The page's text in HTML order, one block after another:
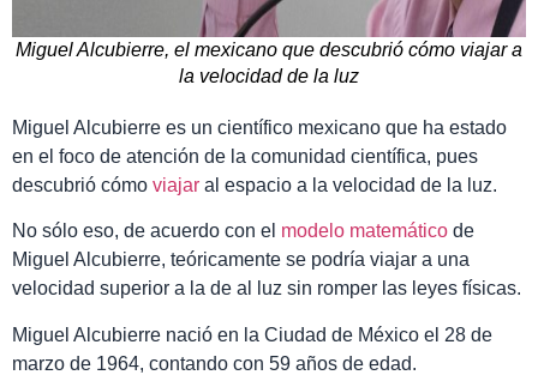
Miguel Alcubierre, el mexicano que descubrió cómo viajar a
la velocidad de la luz
Miguel Alcubierre es un científico mexicano que ha estado
en el foco de atención de la comunidad científica, pues
descubrió cómo viajar al espacio a la velocidad de la luz.
No sólo eso, de acuerdo con el modelo matemático de
Miguel Alcubierre, teóricamente se podría viajar a una
velocidad superior a la de al luz sin romper las leyes físicas.
Miguel Alcubierre nació en la Ciudad de México el 28 de
marzo de 1964, contando con 59 años de edad.